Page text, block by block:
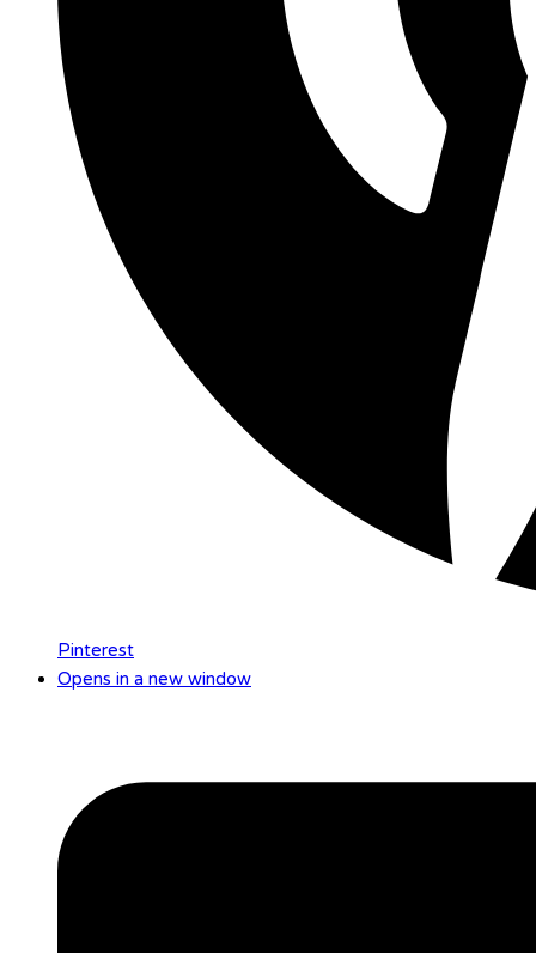
Pinterest
Opens in a new window